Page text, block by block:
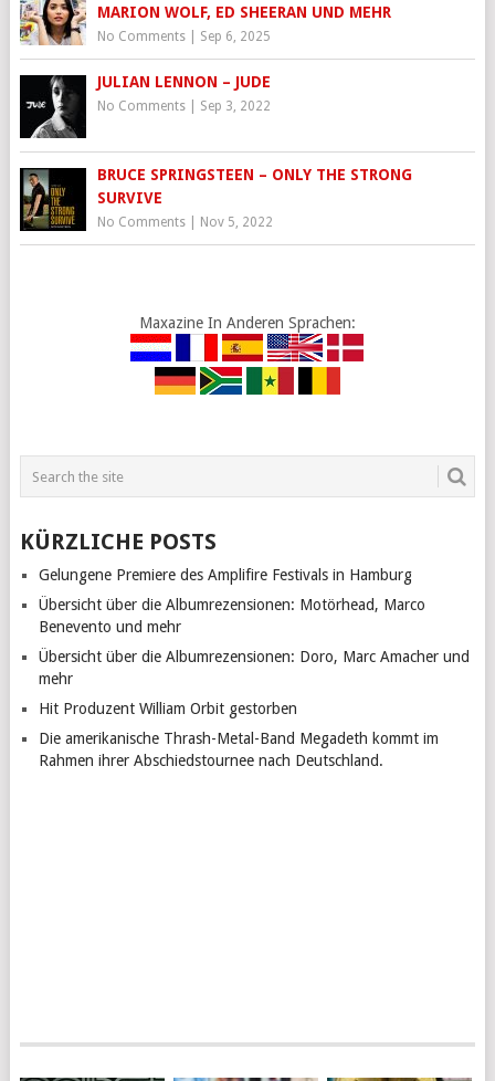
MARION WOLF, ED SHEERAN UND MEHR
No Comments| Sep 6, 2025
JULIAN LENNON – JUDE
No Comments| Sep 3, 2022
BRUCE SPRINGSTEEN – ONLY THE STRONG
SURVIVE
No Comments| Nov 5, 2022
Maxazine In Anderen Sprachen:
KÜRZLICHE POSTS
Gelungene Premiere des Amplifire Festivals in Hamburg
Übersicht über die Albumrezensionen: Motörhead, Marco
Benevento und mehr
Übersicht über die Albumrezensionen: Doro, Marc Amacher und
mehr
Hit Produzent William Orbit gestorben
Die amerikanische Thrash-Metal-Band Megadeth kommt im
Rahmen ihrer Abschiedstournee nach Deutschland.